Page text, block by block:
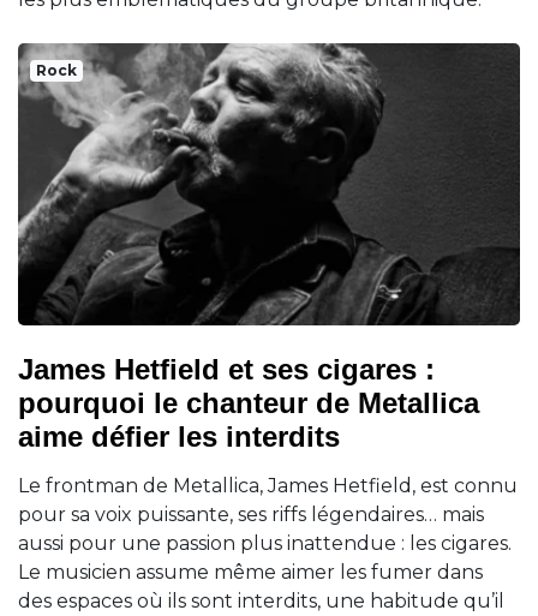
Rock
James Hetfield et ses cigares :
pourquoi le chanteur de Metallica
aime défier les interdits
Le frontman de Metallica, James Hetfield, est connu
pour sa voix puissante, ses riffs légendaires… mais
aussi pour une passion plus inattendue : les cigares.
Le musicien assume même aimer les fumer dans
des espaces où ils sont interdits, une habitude qu’il